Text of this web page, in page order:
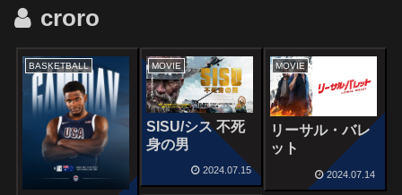
croro
BASKETBALL MOVIE
SISU/シス 不死
身の男
2024.07.15
MOVIE
リーサル・バレ
ット
2024.07.14